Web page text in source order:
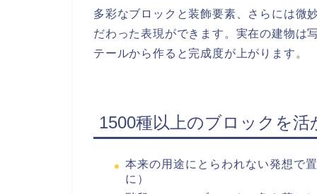
多彩なブロックと装飾要素、さらには微
だわった表現ができます。実在の建物は
テールから作ると完成度が上がります。
1500種以上のブロックを活
本来の用途にとらわれない発想で
に）